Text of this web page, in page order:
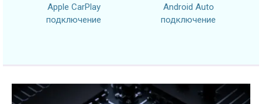
Apple CarPlay
подключение
Android Auto
подключение